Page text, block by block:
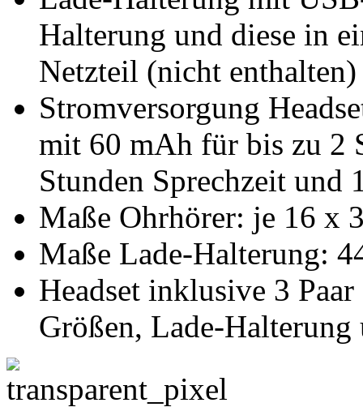
Halterung und diese in
Netzteil (nicht enthalten)
Stromversorgung
mit 60 mAh für bis zu 2
Stunden Sprechzeit und
Maße Ohrhörer: je 16 x
Maße Lade-Halterung:
Headset inklusive 3
Größen, Lade-